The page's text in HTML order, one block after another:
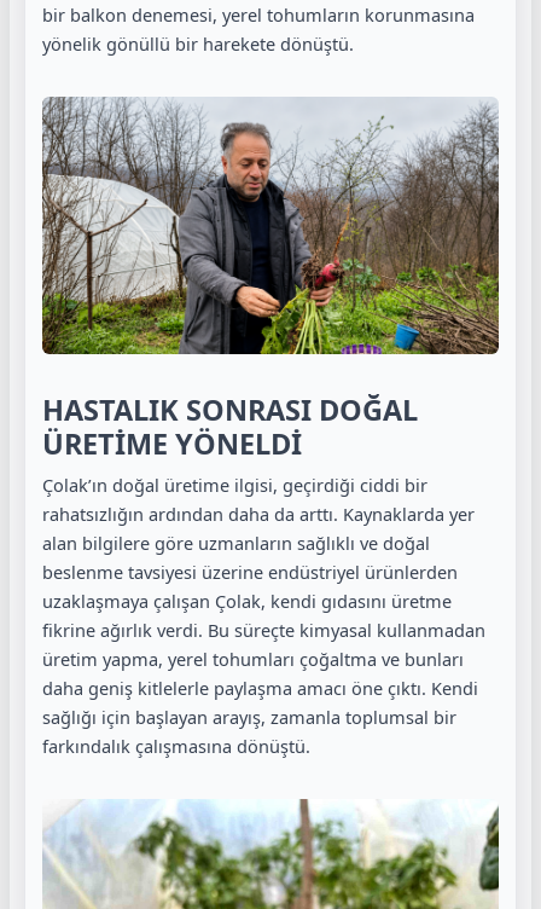
bir balkon denemesi, yerel tohumların korunmasına
yönelik gönüllü bir harekete dönüştü.
HASTALIK SONRASI DOĞAL
ÜRETİME YÖNELDİ
Çolak’ın doğal üretime ilgisi, geçirdiği ciddi bir
rahatsızlığın ardından daha da arttı. Kaynaklarda yer
alan bilgilere göre uzmanların sağlıklı ve doğal
beslenme tavsiyesi üzerine endüstriyel ürünlerden
uzaklaşmaya çalışan Çolak, kendi gıdasını üretme
fikrine ağırlık verdi. Bu süreçte kimyasal kullanmadan
üretim yapma, yerel tohumları çoğaltma ve bunları
daha geniş kitlelerle paylaşma amacı öne çıktı. Kendi
sağlığı için başlayan arayış, zamanla toplumsal bir
farkındalık çalışmasına dönüştü.